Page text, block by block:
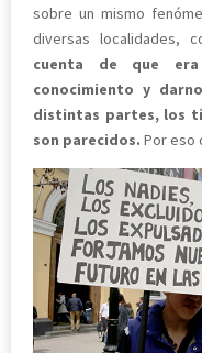
sobre un mismo
diversas localidades,
cuenta de que
conocimiento y
distintas partes, los
son parecidos. Por eso